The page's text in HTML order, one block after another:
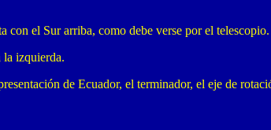
con el Sur arriba, como debe verse por el telescopio.
la izquierda.
de Ecuador, el terminador, el eje de